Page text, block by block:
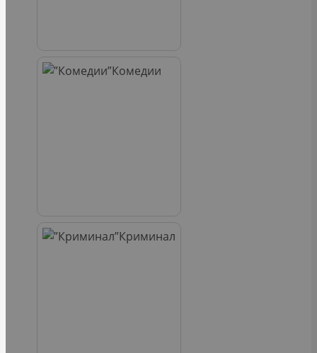
Комедии
Криминал